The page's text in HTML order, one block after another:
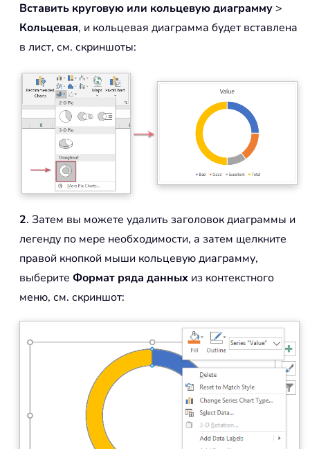
Вставить круговую или кольцевую диаграмму >
Кольцевая, и кольцевая диаграмма будет вставлена
в лист, см. скриншоты:
2. Затем вы можете удалить заголовок диаграммы и
легенду по мере необходимости, а затем щелкните
правой кнопкой мыши кольцевую диаграмму,
выберите Формат ряда данных из контекстного
меню, см. скриншот: